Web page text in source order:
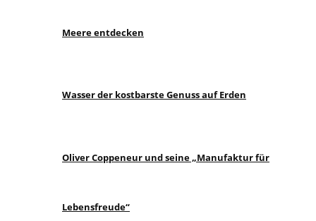
Meere entdecken
Wasser der kostbarste Genuss auf Erden
Oliver Coppeneur und seine „Manufaktur für
Lebensfreude“